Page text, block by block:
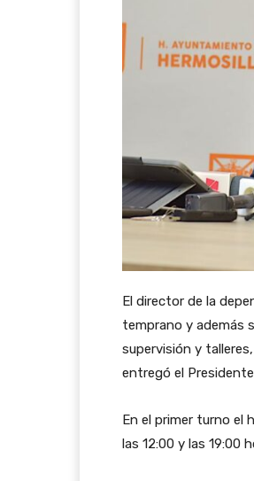
El director de la
temprano y además
supervisión y
entregó el
En el primer turno el
las 12:00 y las 19:00